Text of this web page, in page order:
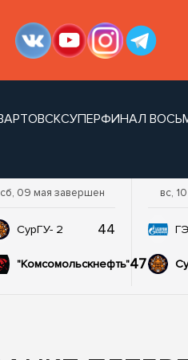
СУПЕРФИНАЛ
сб, 09 мая завершен
СурГУ- 2 44
"Комсомольскнефть"47
вс,